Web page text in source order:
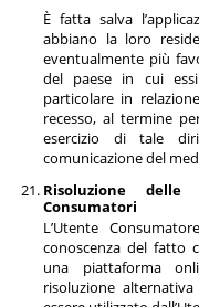
È fatta salva
abbiano la loro
eventualmente più
del paese in cui
particolare in
recesso, al termine
esercizio di tale
comunicazione del
Risoluzione
Consumatori
L’Utente
conoscenza del fatto
una piattaforma
risoluzione